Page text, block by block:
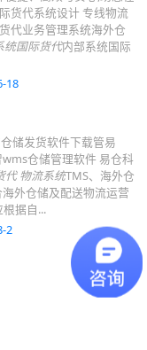
货代系统设计 专线物流
代业务管理系统海外仓
统国际货代内部系统国际
18
储发货软件下载管易
仓储管理软件 易仓科
代 物流系统TMS、海外仓
外仓储及配送物流运营
据自...
2